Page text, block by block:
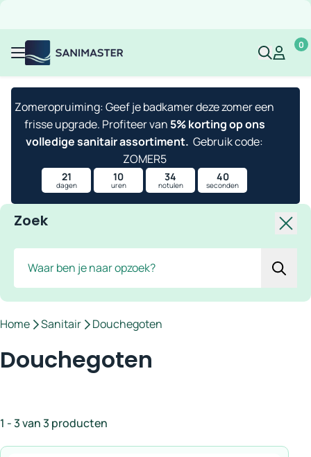
MenuSanimaster MijnMijn
0
Zomeropruiming: Geef je badkamer deze zomer een
frisse upgrade. Profiteer van 5% korting op ons
volledige sanitair assortiment. Gebruik code:
ZOMER5
21
dagen
10
uren
34
notulen
40
seconden
Zoek
Home Sanitair Douchegoten
Douchegoten
1 - 3 van 3 producten